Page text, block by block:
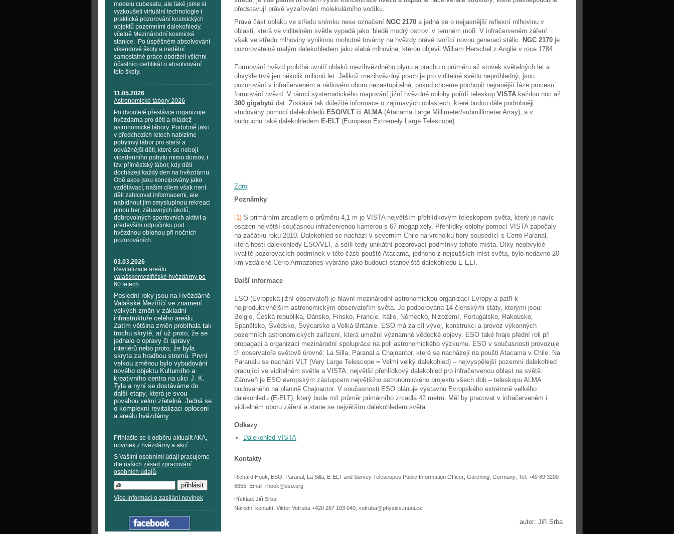
modelu cubesatu, ale také jsme si
vyzkoušeli virtuální technologie i
praktická pozorování kosmických
objektů pozemními dalekohledy,
včetně Mezinárodní kosmické
stanice. Po úspěšném absolvování
víkendové školy a nedělní
samostatné práce obdrželi všichni
účastníci certifikát o absolvování
této školy.
11.05.2026
Astronomické tábory 2026
Po dvouleté přestávce organizuje
hvězdárna pro děti a mládež
astronomické tábory. Podobně jako
v předchozích letech nabízíme
pobytový tábor pro starší a
odvážnější děti, které se nebojí
vícedenního pobytu mimo domov, i
tzv. příměstský tábor, kdy děti
docházejí každý den na hvězdárnu.
Obě akce jsou koncipovány jako
vzdělávací, naším cílem však není
děti zahlcovat informacemi, ale
nabídnout jim smysluplnou rekreaci
plnou her, zábavných úkolů,
dobrovolných sportovních aktivit a
především odpočinku pod
hvězdnou oblohou při nočních
pozorováních.
03.03.2026
Revitalizace areálu
valašskomeziříčské hvězdárny po
60 letech
Poslední roky jsou na Hvězdárně
Valašské Meziříčí ve znamení
velkých změn v základní
infrastruktuře celého areálu.
Zatím většina změn probíhala tak
trochu skrytě, ať už proto, že se
jednalo o opravy či úpravy
interiérů nebo proto, že byla
skryta za hradbou stromů. První
velkou změnou bylo vybudování
nového objektu Kulturního a
kreativního centra na ulici J. K.
Tyla a nyní se dostáváme do
další etapy, která je svou
povahou velmi zřetelná. Jedná se
o komplexní revitalizaci oplocení
a areálu hvězdárny.
Přihlašte se k odběru aktualit AKA,
novinek z hvězdárny a akcí:
S Vašimi osobními údaji pracujeme
dle našich zásad zpracování
osobních údajů.
Více informací o zasílání novinek
představují právě vyzařování molekulárního vodíku.
Pravá část oblaku ve středu snímku nese označení NGC 2170 a jedná se o nejjasnější reflexní mlhovinu v
oblasti, která ve viditelném světle vypadá jako ‘bledě modrý ostrov’ v temném moři. V infračerveném záření
však ve středu mlhoviny vyniknou mohutné továrny na hvězdy právě tvořící novou generaci stálic. NGC 2170 je
pozorovatelná malým dalekohledem jako slabá mlhovina, kterou objevil William Herschel z Anglie v roce 1784.
Formování hvězd probíhá uvnitř oblaků mezihvězdného plynu a prachu o průměru až stovek světelných let a
obvykle trvá jen několik milionů let. Jelikož mezihvězdný prach je pro viditelné světlo neprůhledný, jsou
pozorování v infračerveném a rádiovém oboru nezastupitelná, pokud chceme pochopit nejranější fáze procesu
formování hvězd. V rámci systematického mapování jižní hvězdné oblohy pořídí teleskop VISTA každou noc až
300 gigabytů dat. Získává tak důležité informace o zajímavých oblastech, které budou dále podrobněji
studovány pomocí dalekohledů ESO/VLT či ALMA (Atacama Large Millimeter/submillimeter Array), a v
budoucnu také dalekohledem E-ELT (European Extremely Large Telescope).
Zdroj
Poznámky
[1] S primárním zrcadlem o průměru 4,1 m je VISTA největším přehlídkovým teleskopem světa, který je navíc
osazen největší současnou infračervenou kamerou s 67 megapixely. Přehlídky oblohy pomocí VISTA započaly
na začátku roku 2010. Dalekohled se nachází v severním Chile na vrcholku hory sousedící s Cerro Paranal,
která hostí dalekohledy ESO/VLT, a sdílí tedy unikátní pozorovací podmínky tohoto místa. Díky neobvyklé
kvalitě pozorovacích podmínek v této části pouště Atacama, jednoho z nejsušších míst světa, bylo nedávno 20
km vzdálené Cerro Armazones vybráno jako budoucí stanoviště dalekohledu E-ELT.
Další informace
ESO (Evropská jižní observatoř) je hlavní mezinárodní astronomickou organizací Evropy a patří k
nejproduktivnějším astronomickým observatořím světa. Je podporována 14 členskými státy, kterými jsou:
Belgie, Česká republika, Dánsko, Finsko, Francie, Itálie, Německo, Nizozemí, Portugalsko, Rakousko,
Španělsko, Švédsko, Švýcarsko a Velká Británie. ESO má za cíl vývoj, konstrukci a provoz výkonných
pozemních astronomických zařízení, která umožní významné vědecké objevy. ESO také hraje přední roli při
propagaci a organizaci mezinárodní spolupráce na poli astronomického výzkumu. ESO v současnosti provozuje
tři observatoře světově úrovně: La Silla, Paranal a Chajnantor, které se nacházejí na poušti Atacama v Chile. Na
Paranalu se nachází VLT (Very Large Telescope = Velmi velký dalekohled) – nejvyspělejší pozemní dalekohled
pracující ve viditelném světle a VISTA, největší přehlídkový dalekohled pro infračervenou oblast na světě.
Zároveň je ESO evropským zástupcem největšího astronomického projektu všech dob – teleskopu ALMA
budovaného na planině Chajnantor. V současnosti ESO plánuje výstavbu Evropského extrémně velkého
dalekohledu (E-ELT), který bude mít průměr primárního zrcadla 42 metrů. Měl by pracovat v infračerveném i
viditelném oboru záření a stane se největším dalekohledem světa.
Odkazy
Dalekohled VISTA
Kontakty
Richard Hook; ESO, Paranal, La Silla, E-ELT and Survey Telescopes Public Information Officer; Garching, Germany; Tel: +49 89 3200
6655; Email: rhook@eso.org
Překlad: Jiří Srba
Národní kontakt: Viktor Votruba +420 267 103 040; votruba@physics.muni.cz
autor: Jiří Srba